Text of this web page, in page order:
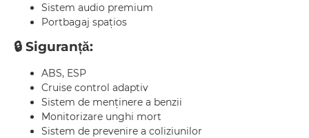
Sistem audio premium
Portbagaj spațios
🔒 Siguranță:
ABS, ESP
Cruise control adaptiv
Sistem de menținere a benzii
Monitorizare unghi mort
Sistem de prevenire a coliziunilor